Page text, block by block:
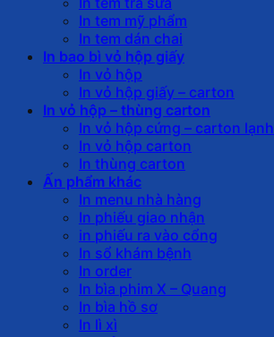
In tem mỹ phẩm
In tem dán chai
In bao bì vỏ hộp giấy
In vỏ hộp
In vỏ hộp giấy – carton
In vỏ hộp – thùng carton
In vỏ hộp cứng – carton lạnh
In vỏ hộp carton
In thùng carton
Ấn phẩm khác
In menu nhà hàng
In phiếu giao nhận
in phiếu ra vào cổng
In sổ khám bệnh
In order
In bìa phim X – Quang
In bìa hồ sơ
In lì xì